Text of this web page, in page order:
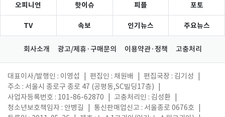
오피니언 핫이슈 피플 포토
TV 속보 인기뉴스 주요뉴스
회사소개 광고/제휴·구매문의 이용약관·정책 고충처리
대표이사/발행인 : 이영섭 편집인 : 채원배 편집국장 : 김기성
주소 : 서울시 종로구 종로 47 (공평동,SC빌딩17층)
사업자등록번호 : 101-86-62870
고충처리인 : 김성환
청소년보호책임자 : 안병길
통신판매업신고 : 서울종로 0676호